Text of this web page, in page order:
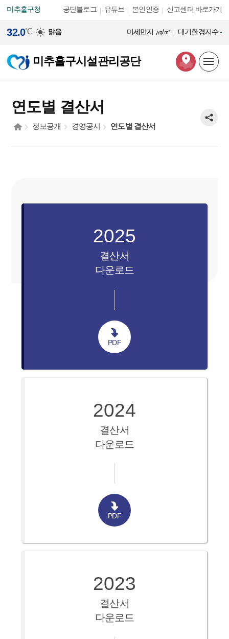
본문 바로가기
미추홀구시설관리공단
미추홀구청 공단블로그 유튜브 본인인증 신고센터 바로가기
32.0℃ 맑음 미세먼지 ㎍/㎥ 대기환경지수-
연도별 결산서
정보공개 경영공시 연도별 결산서
2025
결산서
다운로드
PDF
2024
결산서
다운로드
PDF
2023
결산서
다운로드